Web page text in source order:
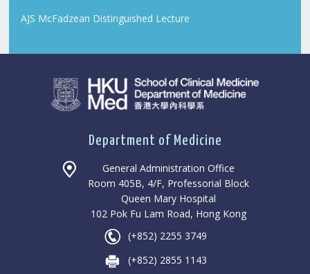
AJS McFadzean Distinguished Lecture
Department of Medicine
General Administration Office
Room 405B, 4/F, Professorial Block
Queen Mary Hospital
102 Pok Fu Lam Road, Hong Kong
(+852) 2255 3749
(+852) 2855 1143